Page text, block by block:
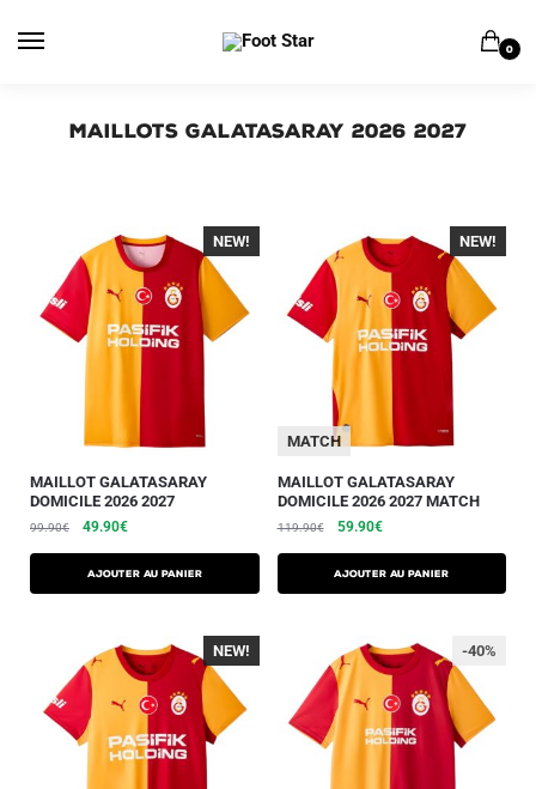
0
Maillots Galatasaray 2026 2027
-40%
NEW!
MAILLOT GALATASARAY
DOMICILE 2026 2027
99.90€ 49.90€
AJOUTER AU PANIER
-40%
NEW!
MATCH
MAILLOT GALATASARAY
DOMICILE 2026 2027 MATCH
119.90€ 59.90€
AJOUTER AU PANIER
-40%
NEW! -40%